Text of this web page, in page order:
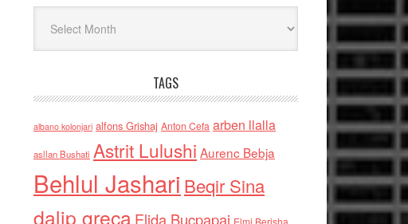
TAGS
albano kolonjari alfons Grishaj Anton Cefa arben llalla
asllan Bushati Astrit Lulushi Aurenc Bebja
Behlul Jashari Beqir Sina
dalip grecaElida Buçpapaj Elmi Berisha